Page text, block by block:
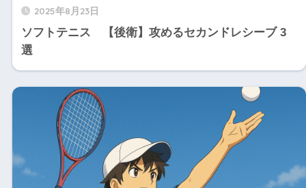
2025年8月23日
ソフトテニス 【後衛】攻めるセカンドレシーブ 3
選